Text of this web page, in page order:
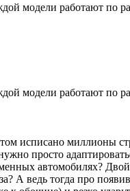
модели работают по
модели работают по
исписано миллионы
просто
автомобилях?
А ведь тогда про